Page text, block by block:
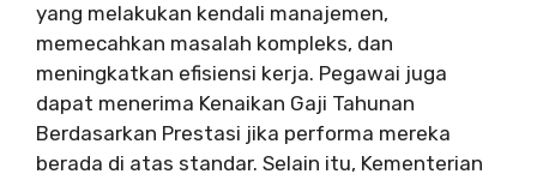
yang melakukan kendali manajemen,
memecahkan masalah kompleks, dan
meningkatkan efisiensi kerja. Pegawai juga
dapat menerima Kenaikan Gaji Tahunan
Berdasarkan Prestasi jika performa mereka
berada di atas standar. Selain itu, Kementerian